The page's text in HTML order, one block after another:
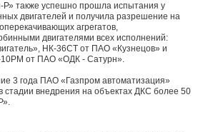
также успешно прошла испытания у
двигателей и получила разрешение на
агрегатов,
двигателями всех исполнений:
НК-36СТ от ПАО «Кузнецов» и
от ПАО «ОДК - Сатурн».
3 года ПАО «Газпром автоматизация»
стадии внедрения на объектах ДКС более 50